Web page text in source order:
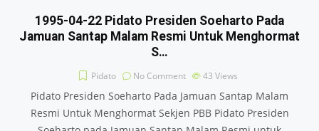
1995-04-22 Pidato Presiden Soeharto Pada
Jamuan Santap Malam Resmi Untuk Menghormat
S…
Pidato No Comment 43 Views
Pidato Presiden Soeharto Pada Jamuan Santap Malam
Resmi Untuk Menghormat Sekjen PBB Pidato Presiden